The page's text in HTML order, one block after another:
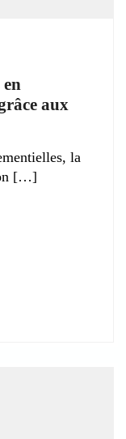
aux
la